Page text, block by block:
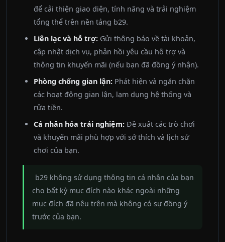
để cải thiện giao diện, tính năng và trải nghiệm
tổng thể trên nền tảng b29.
Liên lạc và hỗ trợ: Gửi thông báo về tài khoản,
cập nhật dịch vụ, phản hồi yêu cầu hỗ trợ và
thông tin khuyến mãi (nếu bạn đã đồng ý nhận).
Phòng chống gian lận: Phát hiện và ngăn chặn
các hoạt động gian lận, lạm dụng hệ thống và
rửa tiền.
Cá nhân hóa trải nghiệm: Đề xuất các trò chơi
và khuyến mãi phù hợp với sở thích và lịch sử
chơi của bạn.
b29 không sử dụng thông tin cá nhân của bạn
cho bất kỳ mục đích nào khác ngoài những
mục đích đã nêu trên mà không có sự đồng ý
trước của bạn.